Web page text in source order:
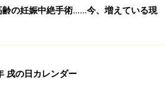
きたい？少しでも早く通わせたい？
中ママＡさん
と過ごすことが大事だと思ってい
まれだったし、それに何より自分
いておきたかったから、４歳から
齢の妊娠中絶手術……今、増えている現
戌の日カレンダー